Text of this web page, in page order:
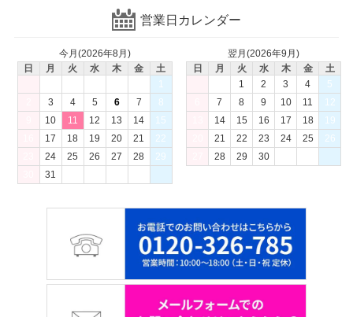
営業日カレンダー
今月(2026年8月)
日
月 火 水 木 金
土
1
3 4 5 6 7
8
10 11 12 13 14
15
17 18 19 20 21
22
24 25 26 27 28
29
31
翌月(2026年9月)
日
月 火 水 木 金
土
1
2 3 4
5
7 8 9 10 11
12
14 15 16 17 18
19
21 22 23 24 25
26
28 29 30